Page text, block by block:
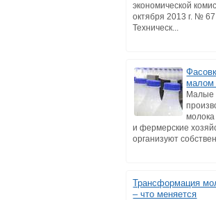
экономической
октября 2013 г. №
Техническ...
малом
Малые
молока
и фермерские
организуют
Трансформация
– что меняется